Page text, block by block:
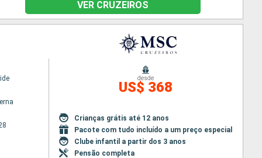
VER CRUZEIROS
desde
US$ 368
Crianças grátis até 12 anos
Pacote com tudo incluído a um preço especial
Clube infantil a partir dos 3 anos
Pensão completa